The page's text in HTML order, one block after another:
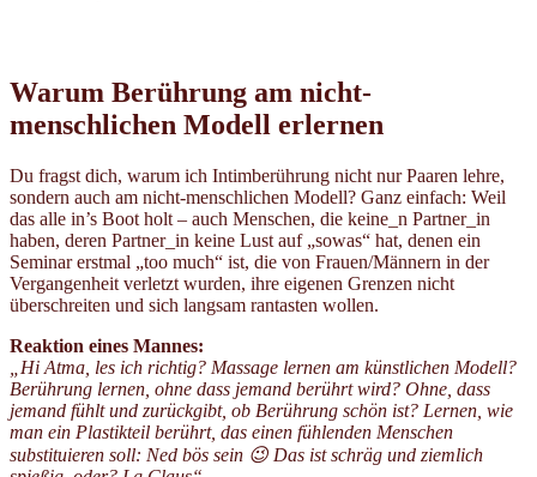
Warum Berührung am nicht-
menschlichen Modell erlernen
Du fragst dich, warum ich Intimberührung nicht nur Paaren lehre,
sondern auch am nicht-menschlichen Modell? Ganz einfach: Weil
das alle in’s Boot holt – auch Menschen, die keine_n Partner_in
haben, deren Partner_in keine Lust auf „sowas“ hat, denen ein
Seminar erstmal „too much“ ist, die von Frauen/Männern in der
Vergangenheit verletzt wurden, ihre eigenen Grenzen nicht
überschreiten und sich langsam rantasten wollen.
Reaktion eines Mannes:
„Hi Atma, les ich richtig? Massage lernen am künstlichen Modell?
Berührung lernen, ohne dass jemand berührt wird? Ohne, dass
jemand fühlt und zurückgibt, ob Berührung schön ist? Lernen, wie
man ein Plastikteil berührt, das einen fühlenden Menschen
substituieren soll: Ned bös sein 😉 Das ist schräg und ziemlich